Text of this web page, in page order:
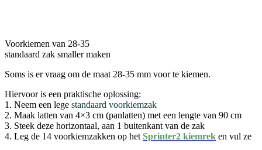
Voorkiemen van 28-35
standaard zak smaller maken
Soms is er vraag om de maat 28-35 mm voor te kiemen.
Hiervoor is een praktische oplossing:
1. Neem een lege standaard voorkiemzak
2. Maak latten van 4×3 cm (panlatten) met een lengte van 90 cm
3. Steek deze horizontaal, aan 1 buitenkant van de zak
4. Leg de 14 voorkiemzakken op het Sprinter2 kiemrek en vul ze